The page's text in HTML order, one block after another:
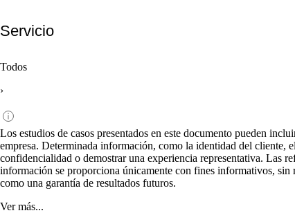
Servicio
Todos
›
Los estudios de casos presentados en este documento pueden
empresa. Determinada información, como la identidad del cliente,
confidencialidad o demostrar una experiencia representativa. Las
información se proporciona únicamente con fines informativos,
como una garantía de resultados futuros.
Ver más...